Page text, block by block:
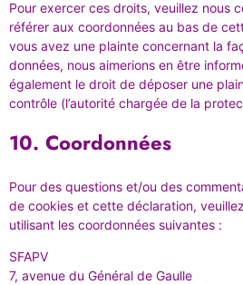
Pour exercer ces droits, veuillez nous
référer aux coordonnées au bas de
vous avez une plainte concernant la
données, nous aimerions en être
également le droit de déposer une
contrôle (l’autorité chargée de la
10. Coordonnées
Pour des questions et/ou des
de cookies et cette déclaration,
utilisant les coordonnées suivantes :
SFAPV
7, avenue du Général de Gaulle